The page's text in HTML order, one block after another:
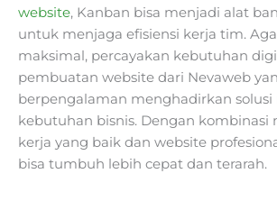
website, Kanban bisa menjadi alat
untuk menjaga efisiensi kerja tim.
maksimal, percayakan kebutuhan
pembuatan website dari Nevaweb
berpengalaman menghadirkan solusi
kebutuhan bisnis. Dengan kombinasi
kerja yang baik dan website
bisa tumbuh lebih cepat dan terarah.